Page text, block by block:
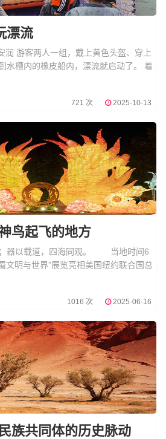
漂流
润 游客两人一组，戴上黄色头盔、穿上
水槽内的橡皮船内，漂流就启动了。 着
721 次 2025-10-13
鸟起飞的地方
器以载道，四海同观。 当地时间6
明与世界”展览亮相美国纽约联合国总
1016 次 2025-06-16
族共同体的历史脉动